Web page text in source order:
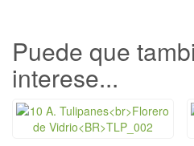
Puede que
interese...